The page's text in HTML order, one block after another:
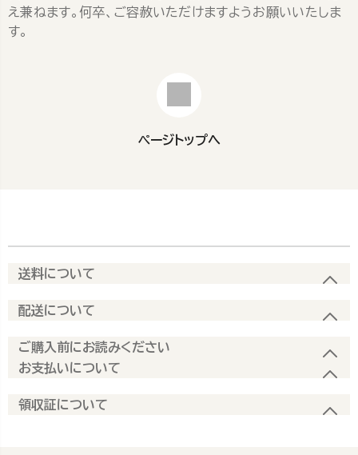
え兼ねます。何卒、ご容赦いただけますようお願いいたしま
す。
ページトップへ
送料について
配送について
ご購入前にお読みください
お支払いについて
領収証について